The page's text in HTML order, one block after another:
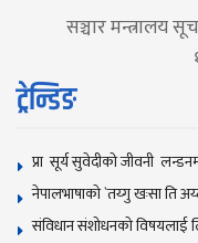
सञ्चार मन्त्रालय
ट्रेन्डिङ
प्रा सूर्य सुवेदीको जीवनी
नेपालभाषाकाे `तय्गु खःसा ति
संविधान संशोधनकाे विषयलाई